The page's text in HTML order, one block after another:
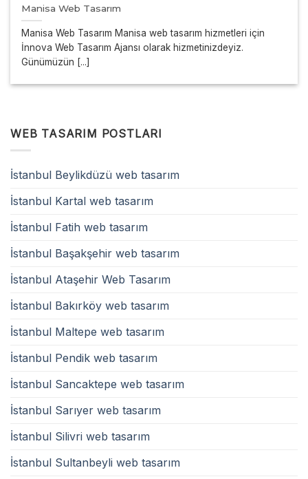
Manisa Web Tasarım
Manisa Web Tasarım Manisa web tasarım hizmetleri için
İnnova Web Tasarım Ajansı olarak hizmetinizdeyiz.
Günümüzün [...]
WEB TASARIM POSTLARI
İstanbul Beylikdüzü web tasarım
İstanbul Kartal web tasarım
İstanbul Fatih web tasarım
İstanbul Başakşehir web tasarım
İstanbul Ataşehir Web Tasarım
İstanbul Bakırköy web tasarım
İstanbul Maltepe web tasarım
İstanbul Pendik web tasarım
İstanbul Sancaktepe web tasarım
İstanbul Sarıyer web tasarım
İstanbul Silivri web tasarım
İstanbul Sultanbeyli web tasarım